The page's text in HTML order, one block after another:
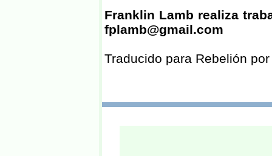
Franklin Lamb realiza
fplamb@gmail.com
Traducido para Rebelión